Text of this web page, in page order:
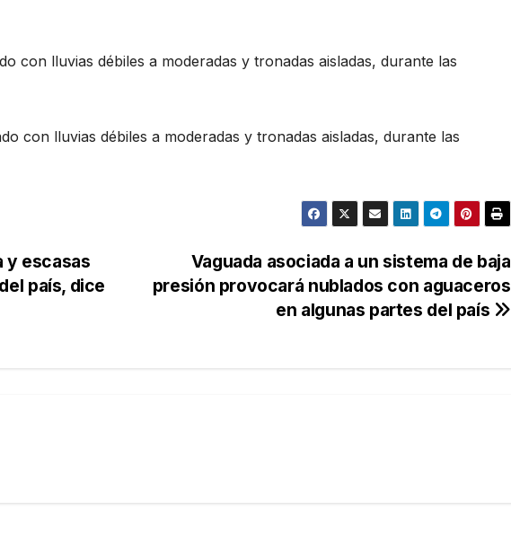
con lluvias débiles a moderadas y tronadas aisladas, durante las
con lluvias débiles a moderadas y tronadas aisladas, durante las
Vaguada asociada a un sistema de baja
presión provocará nublados con aguaceros
en algunas partes del país
y escasas
país, dice